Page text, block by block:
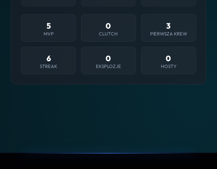
5
MVP
0
CLUTCH
3
PIERWSZA KREW
6
STREAK
0
EKSPLOZJE
0
HOSTY